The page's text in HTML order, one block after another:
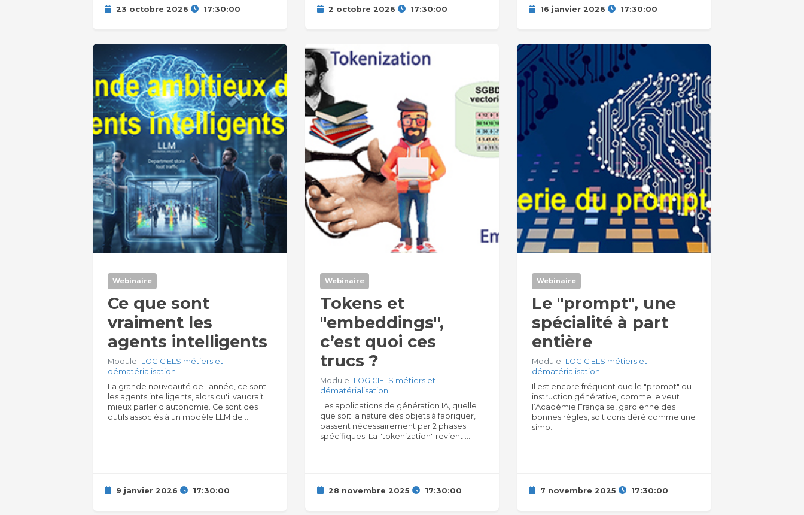
23 octobre 2026 17:30:00 2 octobre 2026 17:30:00 16 janvier 2026 17:30:00
Webinaire
Ce que sont
vraiment les
agents intelligents
Module LOGICIELS métiers et
dématérialisation
La grande nouveauté de l'année, ce sont
les agents intelligents, alors qu'il vaudrait
mieux parler d'autonomie. Ce sont des
outils associés à un modèle LLM de ...
9 janvier 2026 17:30:00
Webinaire
Tokens et
"embeddings",
c’est quoi ces
trucs ?
Module LOGICIELS métiers et
dématérialisation
Les applications de génération IA, quelle
que soit la nature des objets à fabriquer,
passent nécessairement par 2 phases
spécifiques. La "tokenization" revient ...
28 novembre 2025 17:30:00
Webinaire
Le "prompt", une
spécialité à part
entière
Module LOGICIELS métiers et
dématérialisation
Il est encore fréquent que le "prompt" ou
instruction générative, comme le veut
l’Académie Française, gardienne des
bonnes règles, soit considéré comme une
simp...
7 novembre 2025 17:30:00